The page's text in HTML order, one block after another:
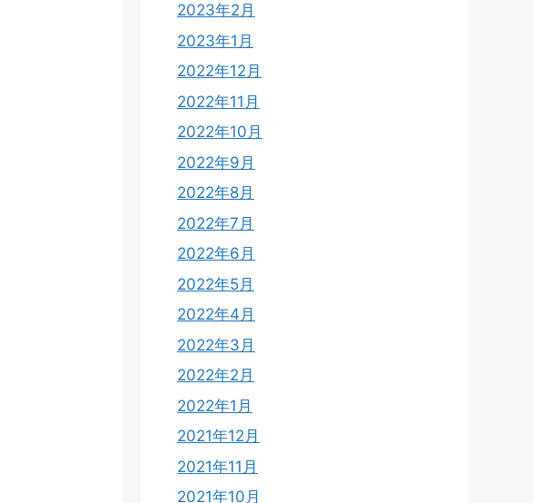
2023年2月
2023年1月
2022年12月
2022年11月
2022年10月
2022年9月
2022年8月
2022年7月
2022年6月
2022年5月
2022年4月
2022年3月
2022年2月
2022年1月
2021年12月
2021年11月
2021年10月